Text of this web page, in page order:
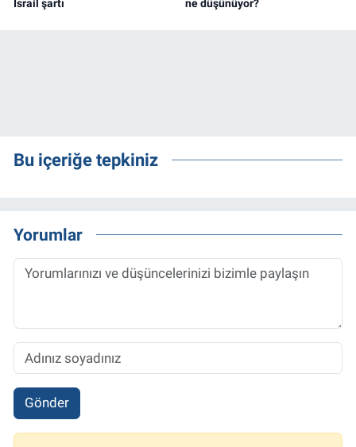
İsrail şartı
ne düşünüyor?
Bu içeriğe tepkiniz
Yorumlar
Gönder